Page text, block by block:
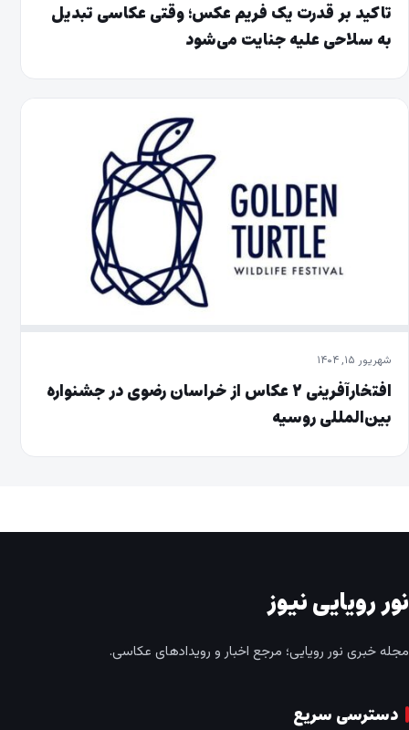
تاکید بر قدرت یک فریم عکس؛ وقتی عکاسی تبدیل
به سلاحی علیه جنایت می‌شود
شهریور ۱۵, ۱۴۰۴
افتخارآفرینی ۲ عکاس از خراسان رضوی در جشنواره
بین‌المللی روسیه
نور رویایی نیوز
مجله خبری نور رویایی؛ مرجع اخبار و رویدادهای عکاسی.
دسترسی سریع